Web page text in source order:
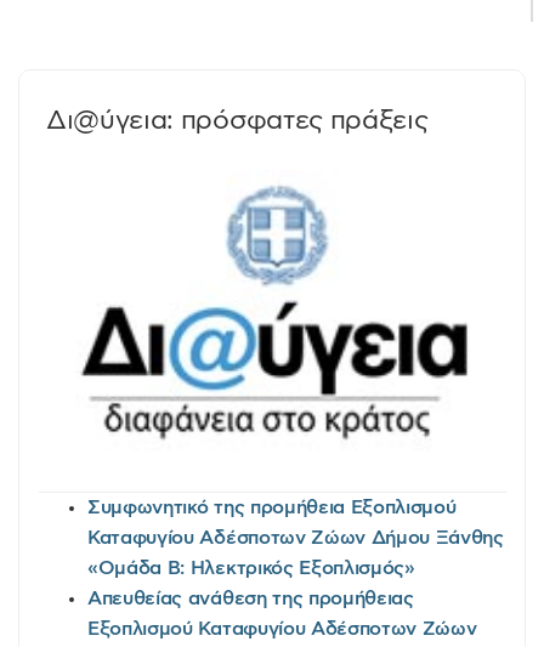
Δι@ύγεια: πρόσφατες πράξεις
Συμφωνητικό της προμήθεια Εξοπλισμού
Καταφυγίου Αδέσποτων Ζώων Δήμου Ξάνθης
«Ομάδα Β: Ηλεκτρικός Εξοπλισμός»
Απευθείας ανάθεση της προμήθειας
Εξοπλισμού Καταφυγίου Αδέσποτων Ζώων